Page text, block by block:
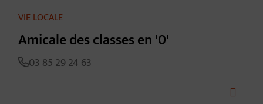
VIE LOCALE
Amicale des classes en '0'
03 85 29 24 63